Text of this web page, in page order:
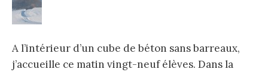
A l’intérieur d’un cube de béton sans barreaux,
j’accueille ce matin vingt-neuf élèves. Dans la